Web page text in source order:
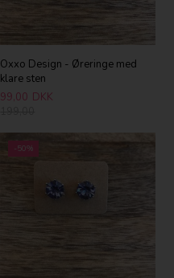
Oxxo Design - Øreringe med
klare sten
99,00 DKK
-50%